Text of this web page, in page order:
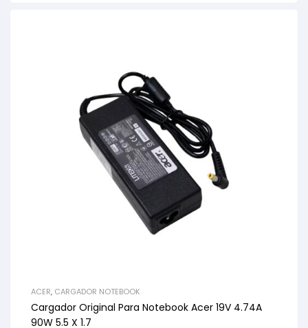
ACER, CARGADOR NOTEBOOK
Cargador Original Para Notebook Acer 19V 4.74A
90W 5.5 X 1.7